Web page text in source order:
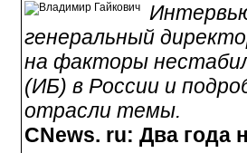
генеральный
на факторы
(ИБ) в России и
отрасли темы.
CNews. ru: Два года